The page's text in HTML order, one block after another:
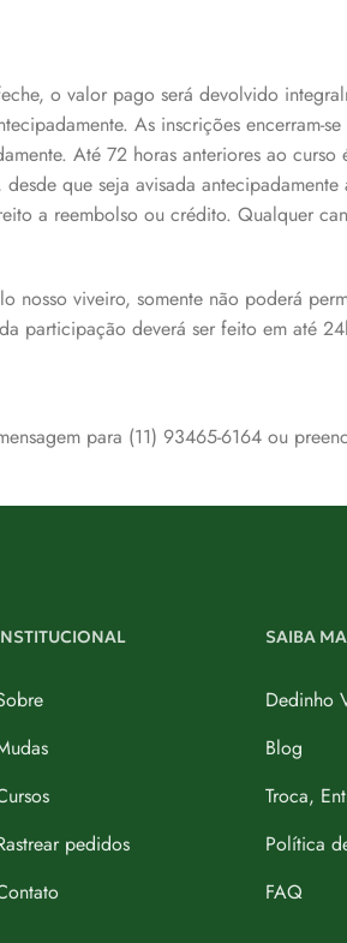
o valor pago será devolvido
As inscrições
Até 72 horas anteriores ao
que seja avisada
a reembolso ou crédito. Qualquer
nosso viveiro, somente não poderá
participação deverá ser feito em até
para (11) 93465-6164 ou
pedidos
SAIBA
Dedinho
Blog
Troca,
Política
FAQ